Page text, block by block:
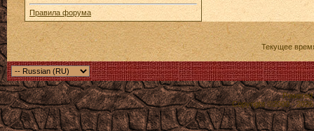
Правила форума
Текущее
Powered
Copyright ©2000 -